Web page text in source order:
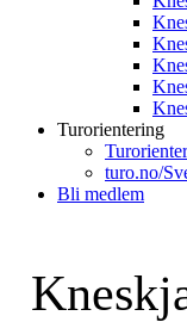
Turorientering
turo.no/
Bli medlem